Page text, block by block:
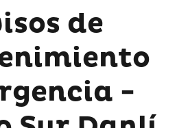
de
-